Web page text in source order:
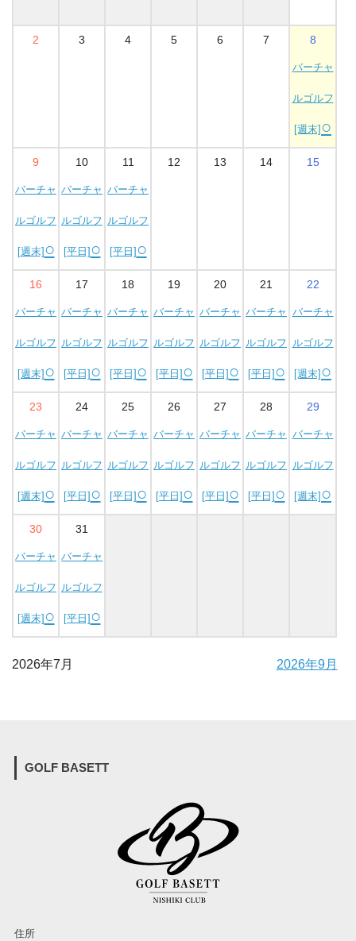
2 3 4 5 6 7 8
バーチャ
ルゴルフ
[週末] ○
9
バーチャ
ルゴルフ
[週末] ○
10
バーチャ
ルゴルフ
[平日] ○
11
バーチャ
ルゴルフ
[平日] ○
12 13 14 15
16
バーチャ
ルゴルフ
[週末] ○
17
バーチャ
ルゴルフ
[平日] ○
18
バーチャ
ルゴルフ
[平日] ○
19
バーチャ
ルゴルフ
[平日] ○
20
バーチャ
ルゴルフ
[平日] ○
21
バーチャ
ルゴルフ
[平日] ○
22
バーチャ
ルゴルフ
[週末] ○
23
バーチャ
ルゴルフ
[週末] ○
24
バーチャ
ルゴルフ
[平日] ○
25
バーチャ
ルゴルフ
[平日] ○
26
バーチャ
ルゴルフ
[平日] ○
27
バーチャ
ルゴルフ
[平日] ○
28
バーチャ
ルゴルフ
[平日] ○
29
バーチャ
ルゴルフ
[週末] ○
30
バーチャ
ルゴルフ
[週末] ○
31
バーチャ
ルゴルフ
[平日] ○
2026年7月 2026年9月
GOLF BASETT
住所